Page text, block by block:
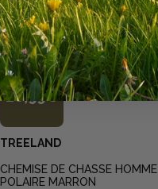
À PARTIR DE
26,99€
TREELAND
CHEMISE DE CHASSE HOMME
POLAIRE MARRON